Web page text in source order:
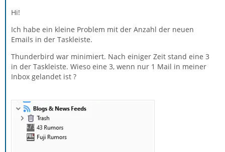
Hi!
Ich habe ein kleine Problem mit der Anzahl der neuen
Emails in der Taskleiste.
Thunderbird war minimiert. Nach einiger Zeit stand eine 3
in der Taskleiste. Wieso eine 3, wenn nur 1 Mail in meiner
Inbox gelandet ist ?